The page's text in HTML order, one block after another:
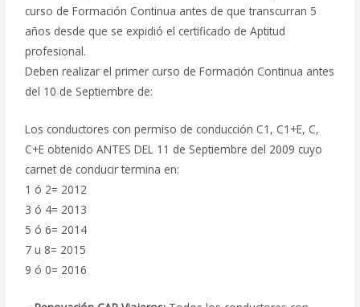
curso de Formación Continua antes de que transcurran 5
años desde que se expidió el certificado de Aptitud
profesional.
Deben realizar el primer curso de Formación Continua antes
del 10 de Septiembre de:
Los conductores con permiso de conducción C1, C1+E, C,
C+E obtenido ANTES DEL 11 de Septiembre del 2009 cuyo
carnet de conducir termina en:
1 ó 2= 2012
3 ó 4= 2013
5 ó 6= 2014
7 u 8= 2015
9 ó 0= 2016